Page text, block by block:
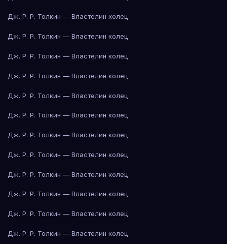
Дж. Р. Р. Толкин — Властелин колец
Дж. Р. Р. Толкин — Властелин колец
Дж. Р. Р. Толкин — Властелин колец
Дж. Р. Р. Толкин — Властелин колец
Дж. Р. Р. Толкин — Властелин колец
Дж. Р. Р. Толкин — Властелин колец
Дж. Р. Р. Толкин — Властелин колец
Дж. Р. Р. Толкин — Властелин колец
Дж. Р. Р. Толкин — Властелин колец
Дж. Р. Р. Толкин — Властелин колец
Дж. Р. Р. Толкин — Властелин колец
Дж. Р. Р. Толкин — Властелин колец